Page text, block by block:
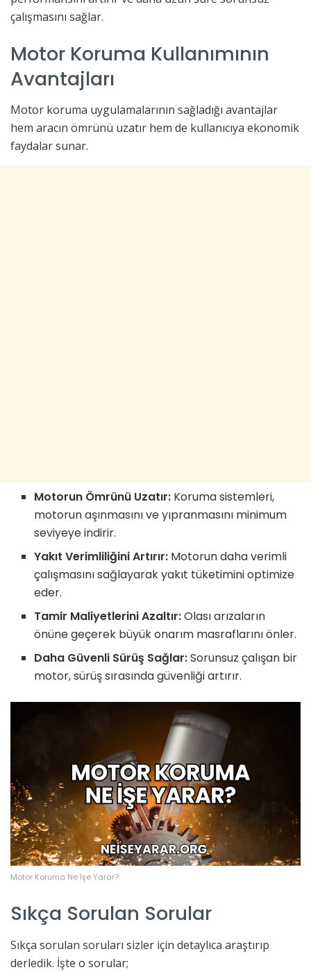
çalışmasını sağlar.
Motor Koruma Kullanımının
Avantajları
Motor koruma uygulamalarının sağladığı avantajlar
hem aracın ömrünü uzatır hem de kullanıcıya ekonomik
faydalar sunar.
Motorun Ömrünü Uzatır: Koruma sistemleri,
motorun aşınmasını ve yıpranmasını minimum
seviyeye indirir.
Yakıt Verimliliğini Artırır: Motorun daha verimli
çalışmasını sağlayarak yakıt tüketimini optimize
eder.
Tamir Maliyetlerini Azaltır:Olası arızaların
önüne geçerek büyük onarım masraflarını önler.
Daha Güvenli Sürüş Sağlar:Sorunsuz çalışan bir
motor, sürüş sırasında güvenliği artırır.
Motor Koruma Ne İşe Yarar?
Sıkça Sorulan Sorular
Sıkça sorulan soruları sizler için detaylıca araştırıp
derledik. İşte o sorular;